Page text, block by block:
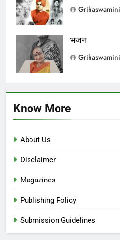
Grihaswamini
भजन
Grihaswamini
Know More
About Us
Disclaimer
Magazines
Publishing Policy
Submission Guidelines